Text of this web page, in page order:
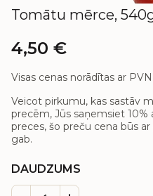
Tomātu mērce,
4,50 €
Visas cenas norādītas ar PVN
Veicot pirkumu, kas sastāv
precēm, Jūs saņemsiet 10%
preces, šo preču cena būs
gab.
DAUDZUMS